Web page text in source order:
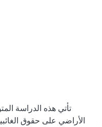
تأتي هذه الدراسة
الأراضي على حقوق